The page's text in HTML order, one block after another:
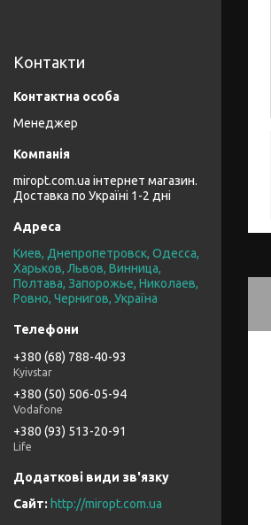
Контакти
Менеджер
miropt.com.ua інтернет магазин.
Доставка по Україні 1-2 дні
Киев, Днепропетровск, Одесса,
Харьков, Львов, Винница,
Полтава, Запорожье, Николаев,
Ровно, Чернигов, Україна
+380 (68) 788-40-93
Kyivstar
+380 (50) 506-05-94
Vodafone
+380 (93) 513-20-91
Life
http://miropt.com.ua